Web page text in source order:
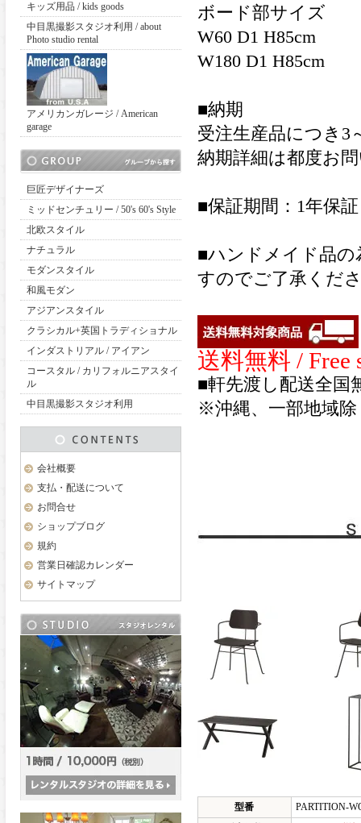
キッズ用品 / kids goods
中目黒撮影スタジオ利用 / about
Photo studio rental
アメリカンガレージ / American
garage
巨匠デザイナーズ
ミッドセンチュリー / 50's 60's Style
北欧スタイル
ナチュラル
モダンスタイル
和風モダン
アジアンスタイル
クラシカル+英国トラディショナル
インダストリアル / アイアン
コースタル / カリフォルニアスタイ
ル
中目黒撮影スタジオ利用
会社概要
支払・配送について
お問合せ
ショップブログ
規約
営業日確認カレンダー
サイトマップ
ボード部サイズ
W60 D1 H85cm
W180 D1 H85cm
■納期
受注生産品につき3
納期詳細は都度お
■保証期間：1年保証
■ハンドメイド品の
すのでご了承くだ
送料無料 / Free
■軒先渡し配送全国
※沖縄、一部地域除
型番
PARTITION-